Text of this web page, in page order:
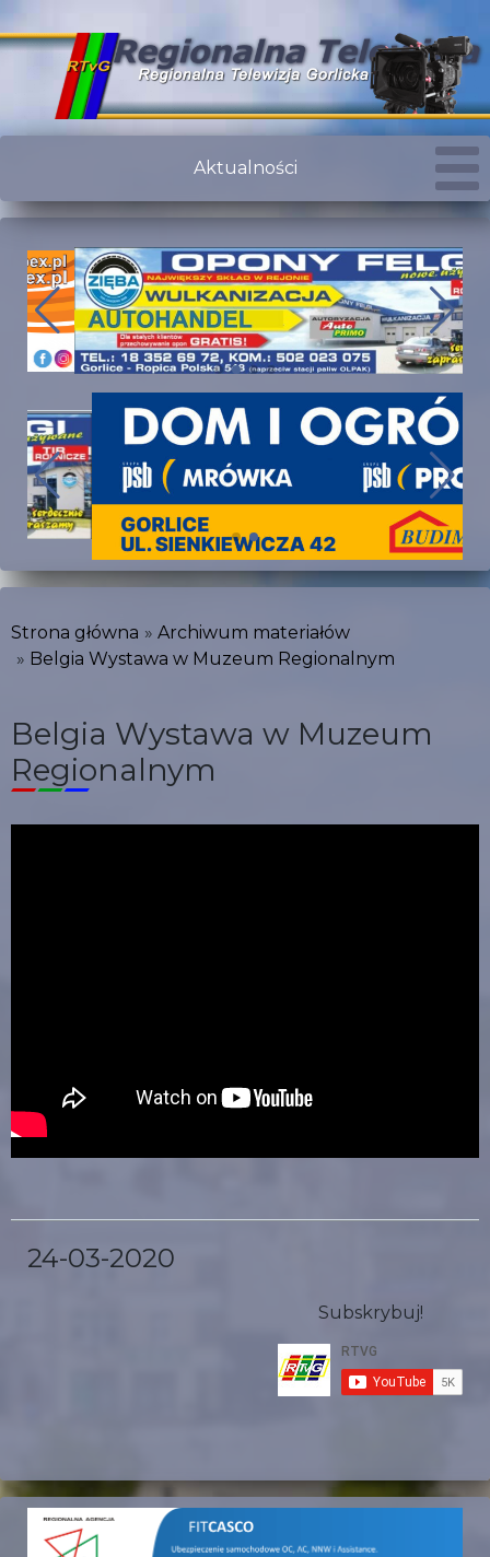
Aktualności
Strona główna
Archiwum materiałów
Belgia Wystawa w Muzeum Regionalnym
Belgia Wystawa w Muzeum
Regionalnym
24-03-2020
Subskrybuj!